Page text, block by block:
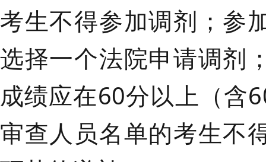
考生不得参加调剂；参
选择一个法院申请调剂
成绩应在60分以上（含
审查人员名单的考生不